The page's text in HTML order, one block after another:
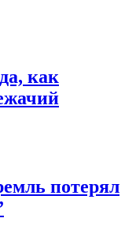
как
потерял